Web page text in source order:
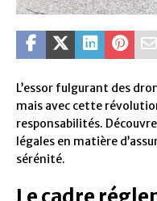
L’essor fulgurant des
mais avec cette
responsabilités.
légales en matière
sérénité.